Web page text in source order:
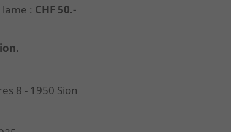
: CHF 50.-
8 - 1950 Sion